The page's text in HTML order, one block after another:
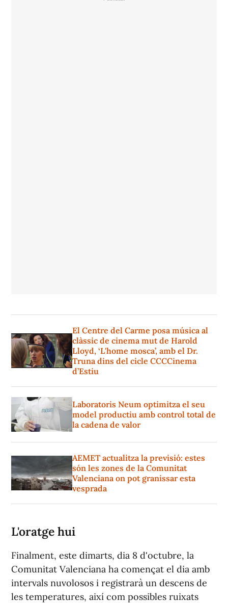
El Centre del Carme posa música al
clàssic de cinema mut de Harold
Lloyd, ‘L'home mosca’, amb el Dr.
Truna dins del cicle CCCCinema
d’Estiu
Laboratoris Neum optimitza el seu
model productiu amb control total de
la cadena de valor
AEMET actualitza la previsió: estes
són les zones de la Comunitat
Valenciana on pot granissar esta
vesprada
L'oratge hui
Finalment, este dimarts, dia 8 d'octubre, la
Comunitat Valenciana ha començat el dia amb
intervals nuvolosos i registrarà un descens de
les temperatures, així com possibles ruixats